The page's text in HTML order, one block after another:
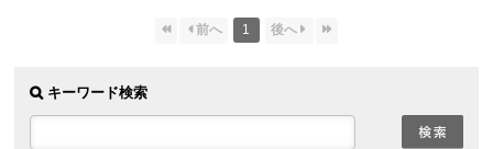
1
キーワード検索